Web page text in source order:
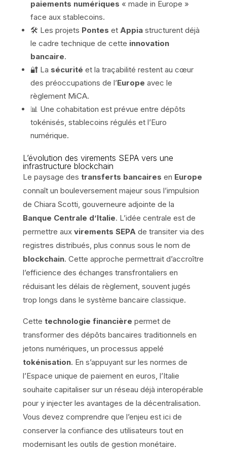
paiements numériques « made in Europe »
face aux stablecoins.
🛠️ Les projets Pontes et Appiastructurent déjà
le cadre technique de cette innovation
bancaire.
🔐 La sécurité et la traçabilité restent au cœur
des préoccupations de l’Europe avec le
règlement MiCA.
📊 Une cohabitation est prévue entre dépôts
tokénisés, stablecoins régulés et l’Euro
numérique.
L’évolution des virements SEPA vers une
infrastructure blockchain
Le paysage des transferts bancaires en Europe
connaît un bouleversement majeur sous l’impulsion
de Chiara Scotti, gouverneure adjointe de la
Banque Centrale d’Italie. L’idée centrale est de
permettre aux virements SEPA de transiter via des
registres distribués, plus connus sous le nom de
blockchain. Cette approche permettrait d’accroître
l’efficience des échanges transfrontaliers en
réduisant les délais de règlement, souvent jugés
trop longs dans le système bancaire classique.
Cette technologie financière permet de
transformer des dépôts bancaires traditionnels en
jetons numériques, un processus appelé
tokénisation. En s’appuyant sur les normes de
l’Espace unique de paiement en euros, l’Italie
souhaite capitaliser sur un réseau déjà interopérable
pour y injecter les avantages de la décentralisation.
Vous devez comprendre que l’enjeu est ici de
conserver la confiance des utilisateurs tout en
modernisant les outils de gestion monétaire.